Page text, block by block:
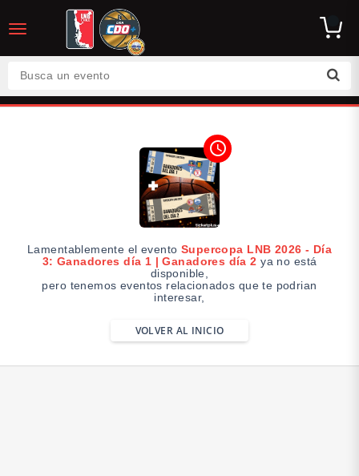
desplegar
navegación
Busca un evento
access_time
Lamentablemente el evento Supercopa LNB 2026 - Día
3: Ganadores día 1 | Ganadores día 2 ya no está
disponible,
pero tenemos eventos relacionados que te podrian
interesar,
VOLVER AL INICIO